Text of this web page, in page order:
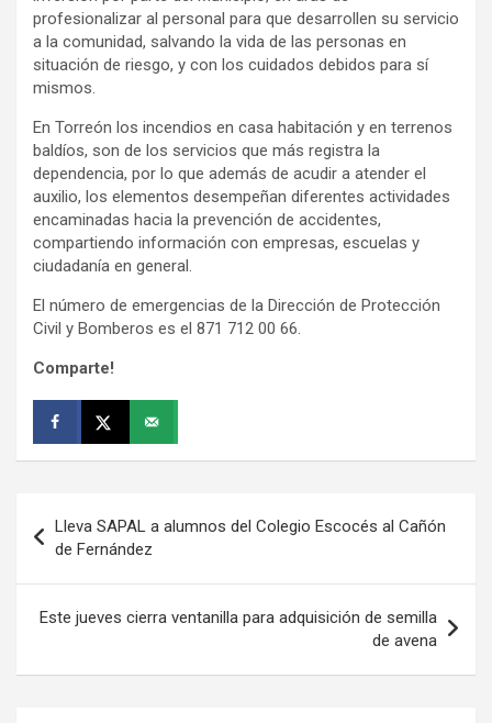
profesionalizar al personal para que desarrollen su servicio
a la comunidad, salvando la vida de las personas en
situación de riesgo, y con los cuidados debidos para sí
mismos.
En Torreón los incendios en casa habitación y en terrenos
baldíos, son de los servicios que más registra la
dependencia, por lo que además de acudir a atender el
auxilio, los elementos desempeñan diferentes actividades
encaminadas hacia la prevención de accidentes,
compartiendo información con empresas, escuelas y
ciudadanía en general.
El número de emergencias de la Dirección de Protección
Civil y Bomberos es el 871 712 00 66.
Comparte!
de
entradas
Lleva SAPAL a alumnos del Colegio Escocés al Cañón
de Fernández
Este jueves cierra ventanilla para adquisición de semilla
de avena